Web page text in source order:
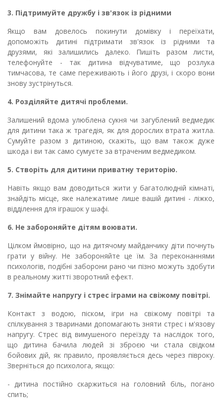
3. Підтримуйте дружбу і зв'язок із рідними
Якщо вам довелось покинути домівку і переїхати,
допоможіть дитині підтримати зв'язок із рідними та
друзями, які залишились далеко. Пишіть разом листи,
телефонуйте - так дитина відчуватиме, що розлука
тимчасова, те саме переживають і його друзі, і скоро вони
знову зустрінуться.
4. Розділяйте дитячі проблеми.
Залишений вдома улюблена сукня чи загублений ведмедик
для дитини така ж трагедія, як для дорослих втрата житла.
Сумуйте разом з дитиною, скажіть, що вам також дуже
шкода і ви так само сумуєте за втраченим ведмедиком.
5. Створіть для дитини приватну територію.
Навіть якщо вам доводиться жити у багатолюдній кімнаті,
знайдіть місце, яке належатиме лише вашій дитині - ліжко,
відділення для іграшок у шафі.
6. Не забороняйте дітям воювати.
Цілком ймовірно, що на дитячому майданчику діти почнуть
грати у війну. Не забороняйте це їм. За переконаннями
психологів, подібні заборони рано чи пізно можуть здобути
в реальному житті зворотний ефект.
7. Знімайте напругу і стрес іграми на свіжому повітрі.
Контакт з водою, піском, ігри на свіжому повітрі та
спілкування з тваринами допомагають зняти стрес і м'язову
напругу. Стрес від вимушеного переїзду та наслідок того,
що дитина бачила людей зі зброєю чи стала свідком
бойових дій, як правило, проявляється десь через півроку.
Зверніться до психолога, якщо:
- дитина постійно скаржиться на головний біль, погано
спить;